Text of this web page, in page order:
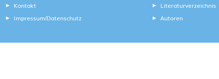
Kontakt
Impressum/Datenschutz
Literaturverzeichnis
Autoren